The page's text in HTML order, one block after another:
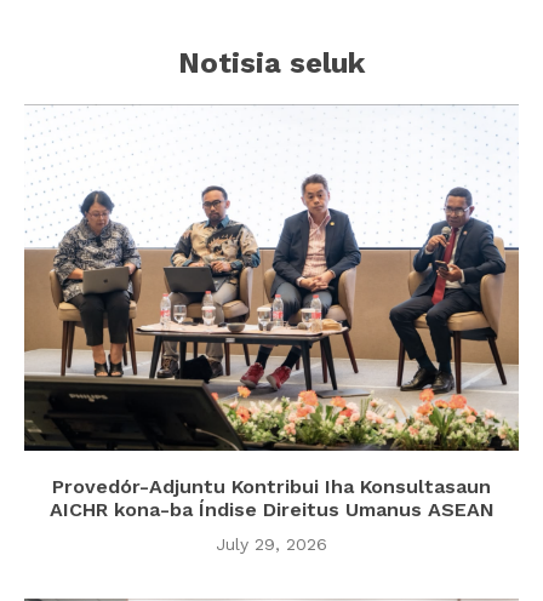
Notisia seluk
Provedór-Adjuntu Kontribui Iha Konsultasaun
AICHR kona-ba Índise Direitus Umanus ASEAN
July 29, 2026